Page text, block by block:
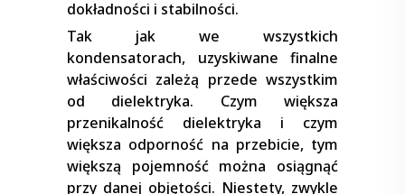
dokładności i stabilności.
Tak jak we wszystkich
kondensatorach, uzyskiwane finalne
właściwości zależą przede wszystkim
od dielektryka. Czym większa
przenikalność dielektryka i czym
większa odporność na przebicie, tym
większą pojemność można osiągnąć
przy danej objętości. Niestety, zwykle